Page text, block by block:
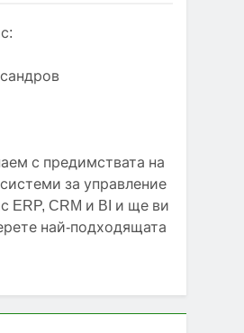
с предимствата на
за управление
ERP, CRM и BI и ще ви
най-подходящата